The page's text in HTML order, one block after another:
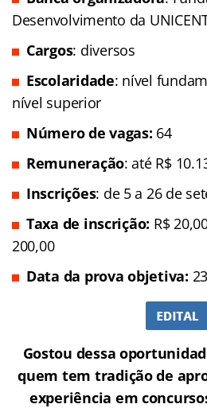
Desenvolvimento da
Cargos: diversos
Escolaridade: nível
nível superior
Número de vagas: 64
Remuneração: até R$
Inscrições: de 5 a 26 de
Taxa de inscrição: R$
200,00
Data da prova objetiva:
Gostou dessa
quem tem tradição de
experiência em